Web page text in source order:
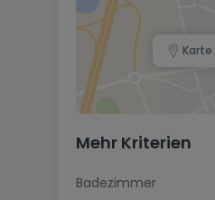
Mehr Kriterien
Badezimmer